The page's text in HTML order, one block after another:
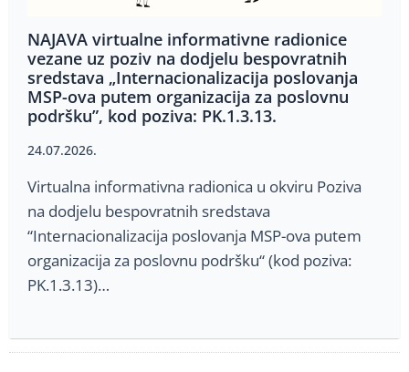
NAJAVA virtualne informativne radionice
vezane uz poziv na dodjelu bespovratnih
sredstava „Internacionalizacija poslovanja
MSP-ova putem organizacija za poslovnu
podršku”, kod poziva: PK.1.3.13.
24.07.2026.
Virtualna informativna radionica u okviru Poziva
na dodjelu bespovratnih sredstava
“Internacionalizacija poslovanja MSP-ova putem
organizacija za poslovnu podršku“ (kod poziva:
PK.1.3.13)…